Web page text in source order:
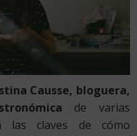
Causse, bloguera,
de varias
las claves de cómo